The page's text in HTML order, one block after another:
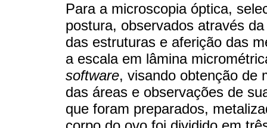
Para a microscopia óptica,
postura, observados através
das estruturas e aferição das
a escala em lâmina
software, visando obtenção de
das áreas e observações de
que foram preparados,